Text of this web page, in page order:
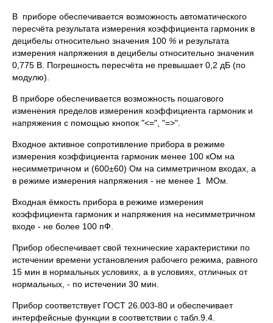
В приборе обеспечивается возможность автоматического
пересчёта результата измерения коэффициента гармоник в
децибелы относительно значения 100 % и результата
измерения напряжения в децибелы относительно значения
0,775 В. Погрешность пересчёта не превышает 0,2 дБ (по
модулю).
В приборе обеспечивается возможность пошагового
изменения пределов измерения коэффициента гармоник и
напряжения с помощью кнопок "<=", "=>".
Входное активное сопротивление прибора в режиме
измерения коэффициента гармоник менее 100 кОм на
несимметричном и (600±60) Ом на симметричном входах, а
в режиме измерения напряжения - не менее 1 МОм.
Входная ёмкость прибора в режиме измерения
коэффициента гармоник и напряжения на несимметричном
входе - не более 100 пФ.
Прибор обеспечивает свой технические характеристики по
истечении времени установления рабочего режима, равного
15 мин в нормальных условиях, а в условиях, отличных от
нормальных, - по истечении 30 мин.
Прибор соответствует ГОСТ 26.003-80 и обеспечивает
интерфейсные функции в соответствии с табл.9.4.